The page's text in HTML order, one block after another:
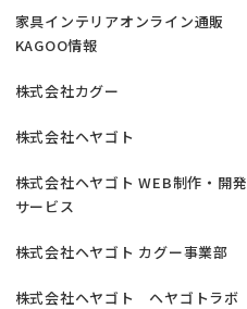
家具インテリアオンライン通販
KAGOO情報
株式会社カグー
株式会社ヘヤゴト
株式会社ヘヤゴト WEB制作・開発
サービス
株式会社ヘヤゴト カグー事業部
株式会社ヘヤゴト ヘヤゴトラボ